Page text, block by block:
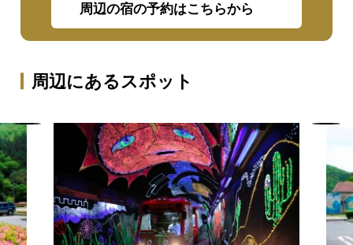
周辺の宿の予約はこちらから
周辺にあるスポット